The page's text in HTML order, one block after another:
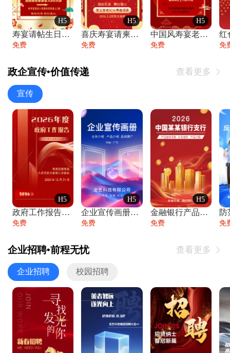
H5
寿宴请帖生日宴邀请函老人寿星生日快乐祝寿
免费
H5
喜庆寿宴请柬老人生日宴会邀请函请柬过大寿
免费
H5
中国风寿宴老人生日宴会邀请函寿宴请帖请柬
免费 免
政企宣传•价值传递 查看更多 
宣传
H5
政府工作报告政府年终工作总结
免费
H5
企业宣传画册公司简介产品介绍业务宣传手册
免费
H5
金融银行产品宣传手册企业宣传产品介绍
免费
防
免
企业招聘•前程无忧 查看更多 
企业招聘 校园招聘